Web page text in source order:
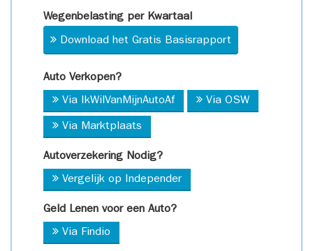
Wegenbelasting per Kwartaal
Download het Gratis Basisrapport
Auto Verkopen?
Via IkWilVanMijnAutoAf Via OSW
Via Marktplaats
Autoverzekering Nodig?
Vergelijk op Independer
Geld Lenen voor een Auto?
Via Findio